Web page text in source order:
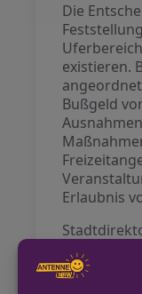
Die
existieren.
Bußgeld
Erlaubnis
die
Rhein hin